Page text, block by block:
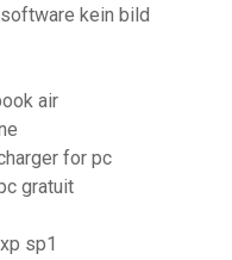
kein bild
air
for pc
gratuit
sp1